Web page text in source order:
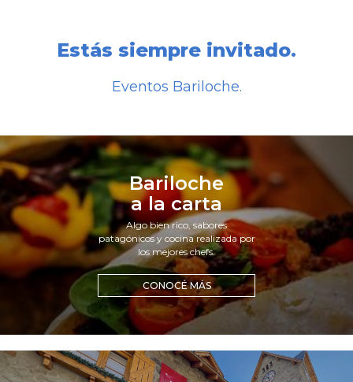
Estás siempre invitado.
Eventos Bariloche.
Bariloche
a la carta
Algo bien rico, sabores
patagónicos y cocina realizada por
los mejores chefs.
CONOCÉ MÁS